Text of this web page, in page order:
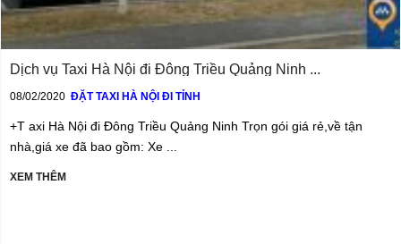
Dịch vụ Taxi Hà Nội đi Đông Triều Quảng Ninh ...
08/02/2020 ĐẶT TAXI HÀ NỘI ĐI TỈNH
+T axi Hà Nội đi Đông Triều Quảng Ninh Trọn gói giá rẻ,về tận
nhà,giá xe đã bao gồm: Xe ...
XEM THÊM